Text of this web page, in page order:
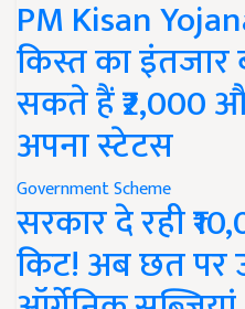
PM Kisan
किस्त का
सकते हैं ₹2,000
अपना स्टेटस
Government Scheme
सरकार दे रही
किट! अब छत पर